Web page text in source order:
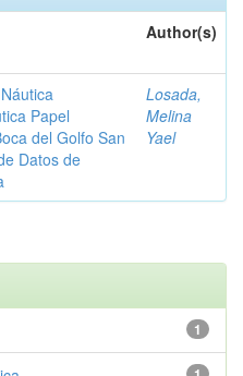
Author(s)
Papel
del Golfo San
Datos de
Losada,
Melina
Yael
1